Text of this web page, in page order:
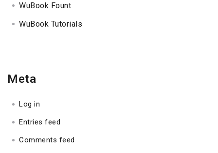
WuBook Fount
WuBook Tutorials
Meta
Log in
Entries feed
Comments feed